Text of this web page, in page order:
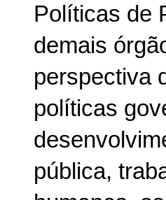
Políticas de
demais
perspectiva
políticas
pública,